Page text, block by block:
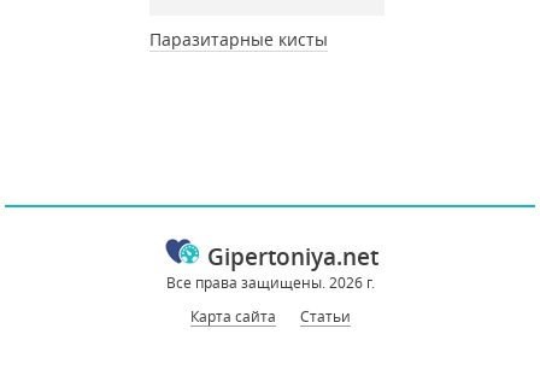
Паразитарные кисты
Gipertoniya.net
Все права защищены. 2026 г.
Карта сайта
Статьи